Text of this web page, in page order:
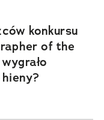
konkursu
of the